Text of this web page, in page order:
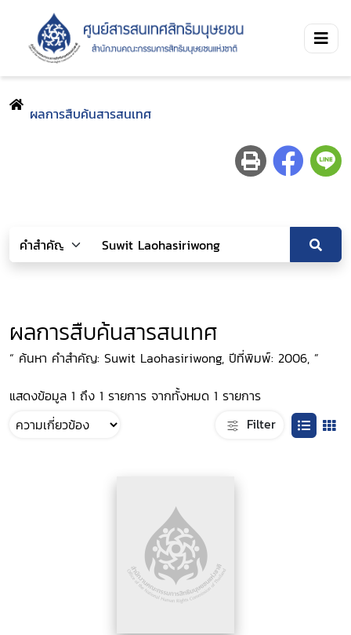
ผลการสืบค้นสารสนเทศ
ผลการสืบค้นสารสนเทศ
“ ค้นหา คำสำคัญ: Suwit Laohasiriwong, ปีที่พิมพ์: 2006, ”
แสดงข้อมูล 1 ถึง 1 รายการ จากทั้งหมด 1 รายการ
Filter